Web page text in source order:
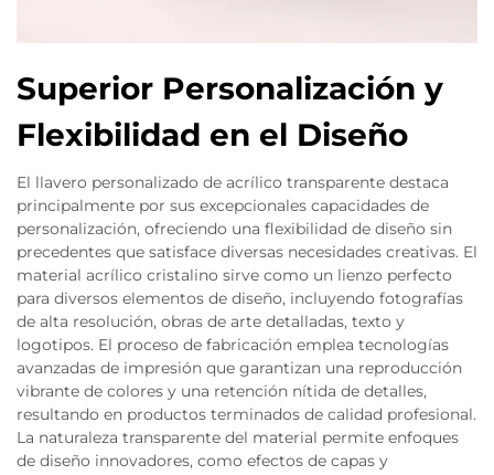
Superior Personalización y
Flexibilidad en el Diseño
El llavero personalizado de acrílico transparente destaca
principalmente por sus excepcionales capacidades de
personalización, ofreciendo una flexibilidad de diseño sin
precedentes que satisface diversas necesidades creativas. El
material acrílico cristalino sirve como un lienzo perfecto
para diversos elementos de diseño, incluyendo fotografías
de alta resolución, obras de arte detalladas, texto y
logotipos. El proceso de fabricación emplea tecnologías
avanzadas de impresión que garantizan una reproducción
vibrante de colores y una retención nítida de detalles,
resultando en productos terminados de calidad profesional.
La naturaleza transparente del material permite enfoques
de diseño innovadores, como efectos de capas y